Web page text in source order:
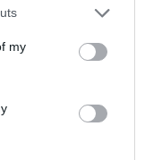
one or more Google
You may click to
third-party tags to
in below Google
my